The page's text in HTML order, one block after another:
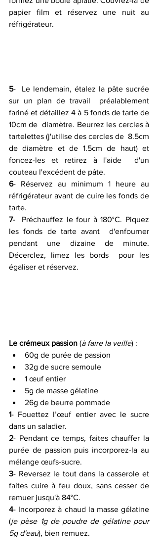
papier film et réservez une nuit au
réfrigérateur.
5-  Le lendemain, étalez la pâte sucrée
sur un plan de travail  préalablement
fariné et détaillez 4 à 5 fonds de tarte de
10cm de  diamètre. Beurrez les cercles à
tartelettes (j'utilise des cercles de  8.5cm
de diamètre et de 1.5cm de haut) et
foncez-les et retirez à l'aide  d'un
couteau l'excédent de pâte.
6- Réservez au minimum 1 heure au
réfrigérateur avant de cuire les fonds de
tarte.
7-  Préchauffez le four à 180°C. Piquez
les fonds de tarte avant  d'enfourner
pendant une dizaine de minute.
Décerclez, limez les bords  pour les
égaliser et réservez.
Le crémeux passion (à faire la veille) :
60g de purée de passion
32g de sucre semoule
1 œuf entier
5g de masse gélatine
26g de beurre pommade
1- Fouettez l’œuf entier avec le sucre
dans un saladier.
2- Pendant ce temps, faites chauffer la
purée de passion puis incorporez-la au
mélange œufs-sucre.
3- Reversez le tout dans la casserole et
faites cuire à feu doux, sans cesser de
remuer jusqu'à 84°C.
4- Incorporez à chaud la masse gélatine
(je pèse 1g de poudre de gélatine pour
5g d'eau), bien remuez.